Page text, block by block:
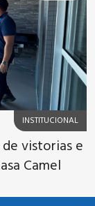
INSTITUCIONAL
vistorias e
Camel